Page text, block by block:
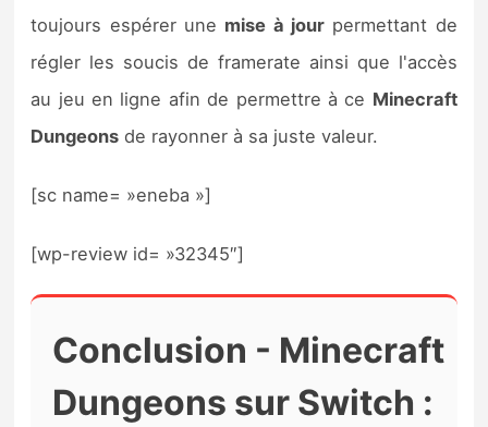
toujours espérer une mise à jour permettant de
régler les soucis de framerate ainsi que l'accès
au jeu en ligne afin de permettre à ce Minecraft
Dungeons de rayonner à sa juste valeur.
[sc name= »eneba »]
[wp-review id= »32345″]
Conclusion - Minecraft
Dungeons sur Switch :